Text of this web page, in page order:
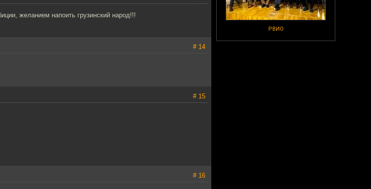
РВИО
желанием напоить грузинский народ!!!
# 14
# 15
# 16